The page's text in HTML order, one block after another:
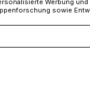
großes,
Werbung
sowie